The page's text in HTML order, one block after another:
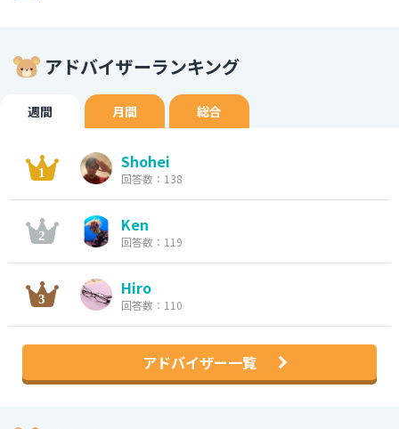
アドバイザーランキング
週間 月間 総合
Shohei
回答数：138
Ken
回答数：119
Hiro
回答数：110
アドバイザー一覧